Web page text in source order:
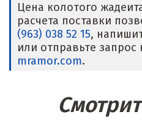
Цена колотого
расчета поставки
(963) 038 52 15,
или отправьте запрос
mramor.com.